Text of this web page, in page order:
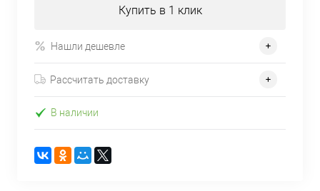
Купить в 1 клик
Нашли дешевле
Рассчитать доставку
В наличии